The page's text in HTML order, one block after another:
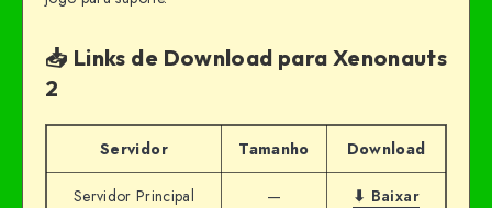
📥 Links de Download para Xenonauts
2
Servidor Tamanho Download
Servidor Principal —
⬇ Baixar